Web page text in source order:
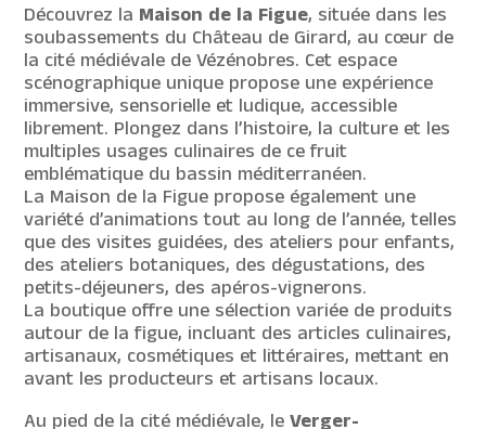
Découvrez la Maison de la Figue, située dans les
soubassements du Château de Girard, au cœur de
la cité médiévale de Vézénobres. Cet espace
scénographique unique propose une expérience
immersive, sensorielle et ludique, accessible
librement. Plongez dans l’histoire, la culture et les
multiples usages culinaires de ce fruit
emblématique du bassin méditerranéen.
La Maison de la Figue propose également une
variété d’animations tout au long de l’année, telles
que des visites guidées, des ateliers pour enfants,
des ateliers botaniques, des dégustations, des
petits-déjeuners, des apéros-vignerons.
La boutique offre une sélection variée de produits
autour de la figue, incluant des articles culinaires,
artisanaux, cosmétiques et littéraires, mettant en
avant les producteurs et artisans locaux.
Au pied de la cité médiévale, leVerger-